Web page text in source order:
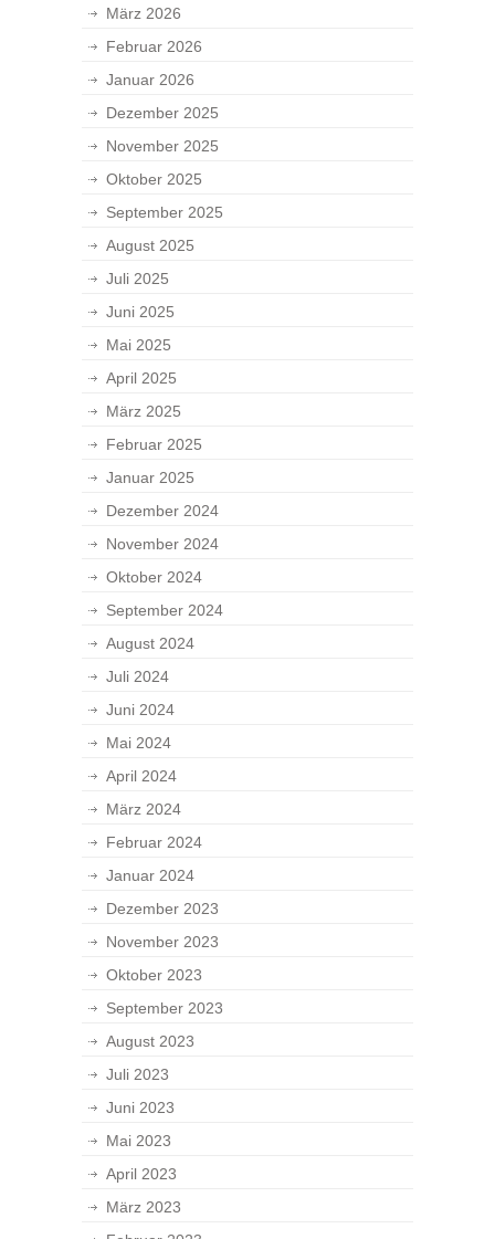
März 2026
Februar 2026
Januar 2026
Dezember 2025
November 2025
Oktober 2025
September 2025
August 2025
Juli 2025
Juni 2025
Mai 2025
April 2025
März 2025
Februar 2025
Januar 2025
Dezember 2024
November 2024
Oktober 2024
September 2024
August 2024
Juli 2024
Juni 2024
Mai 2024
April 2024
März 2024
Februar 2024
Januar 2024
Dezember 2023
November 2023
Oktober 2023
September 2023
August 2023
Juli 2023
Juni 2023
Mai 2023
April 2023
März 2023